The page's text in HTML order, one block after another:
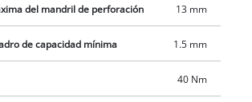
todos los dispositivos PXC. Las baterías
permanentemente listas para usar gracias
iones de litio con autodescarga cero. La
se transfiere a un reductor de 2
taladrar con potencia y atornillar con
del mandril de perforación 13 mm
de capacidad mínima 1.5 mm
40 Nm